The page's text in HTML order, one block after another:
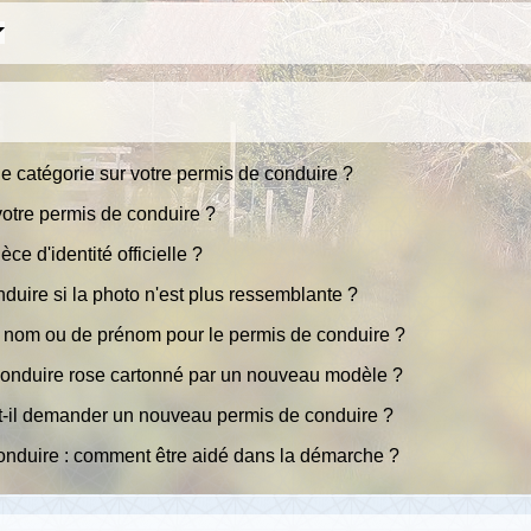
catégorie sur votre permis de conduire ?
permis de conduire ?
d'identité officielle ?
si la photo n'est plus ressemblante ?
ou de prénom pour le permis de conduire ?
rose cartonné par un nouveau modèle ?
demander un nouveau permis de conduire ?
: comment être aidé dans la démarche ?